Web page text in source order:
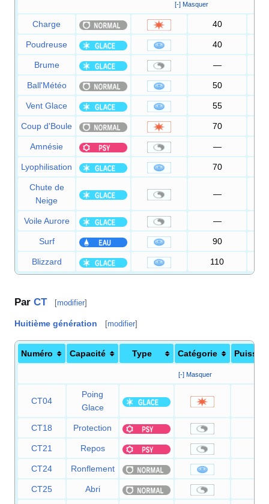
[-] Masquer
Charge 40
Poudreuse 40
Brume —
Ball'Météo 50
Vent Glace 55
Coup d'Boule 70
Amnésie —
Lyophilisation 70
Chute de
Neige
—
Voile Aurore —
Surf 90
Blizzard 110
Par CT [modifier]
Huitième génération [modifier]
Numéro Capacité Type Catégorie
[-] Masquer
CT04
Poing
Glace
CT18 Protection
CT21 Repos
CT24 Ronflement
CT25 Abri